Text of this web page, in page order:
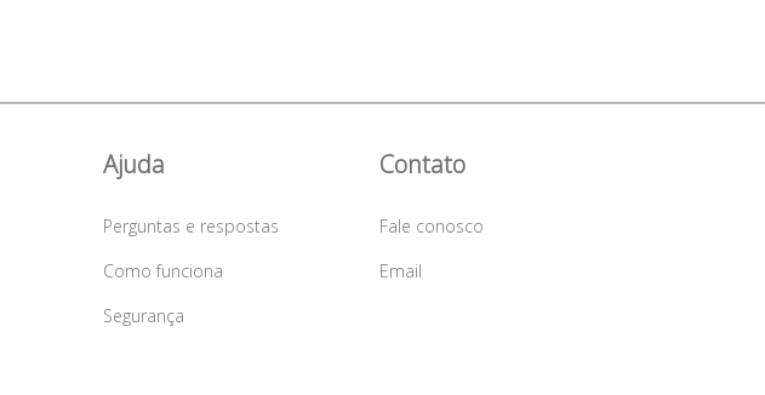
Ajuda
Perguntas e respostas
Como funciona
Segurança
Contato
Fale conosco
Email